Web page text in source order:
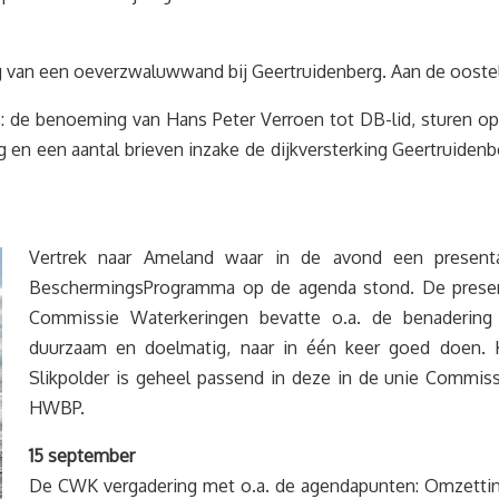
een oeverzwaluwwand bij Geertruidenberg. Aan de
de benoeming van Hans Peter Verroen tot DB-lid, sturen
een aantal brieven inzake de dijkversterking
Vertrek naar Ameland waar in de avond een
BeschermingsProgramma op de agenda stond. De
Commissie Waterkeringen bevatte o.a. de
duurzaam en doelmatig, naar in één keer goed
Slikpolder is geheel passend in deze in de unie
HWBP.
15 september
De CWK vergadering met o.a. de agendapunten: